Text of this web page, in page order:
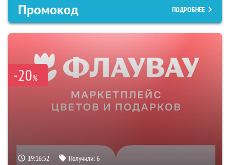
Промокод ПОДРОБНЕЕ
-20%
19:16:51 Получили:6